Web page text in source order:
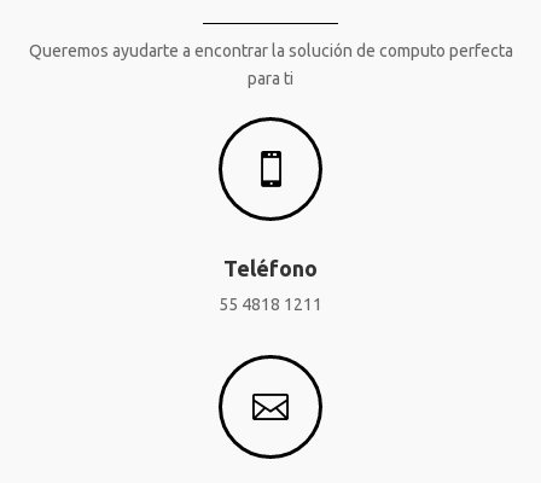
Queremos ayudarte a encontrar la solución de computo perfecta
para ti

Teléfono
55 4818 1211
